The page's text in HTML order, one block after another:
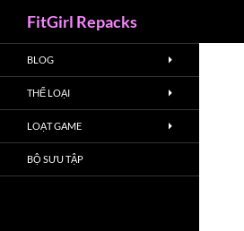
FitGirl Repacks
BLOG
THỂ LOẠI
LOẠT GAME
BỘ SƯU TẬP